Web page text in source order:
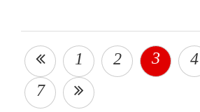
1 2 3 4
7